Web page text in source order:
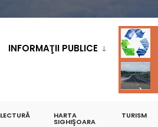
INFORMAŢII PUBLICE
LECTURĂ HARTA
SIGHIŞOARA
TURISM